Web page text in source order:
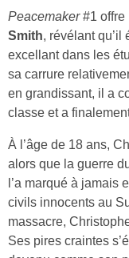
Peacemaker#1 offre
Smith, révélant qu’il
excellant dans les
sa carrure
en grandissant, il a
classe et a
À l’âge de 18 ans,
alors que la guerre
l’a marqué à jamais
civils innocents au
massacre,
Ses pires craintes